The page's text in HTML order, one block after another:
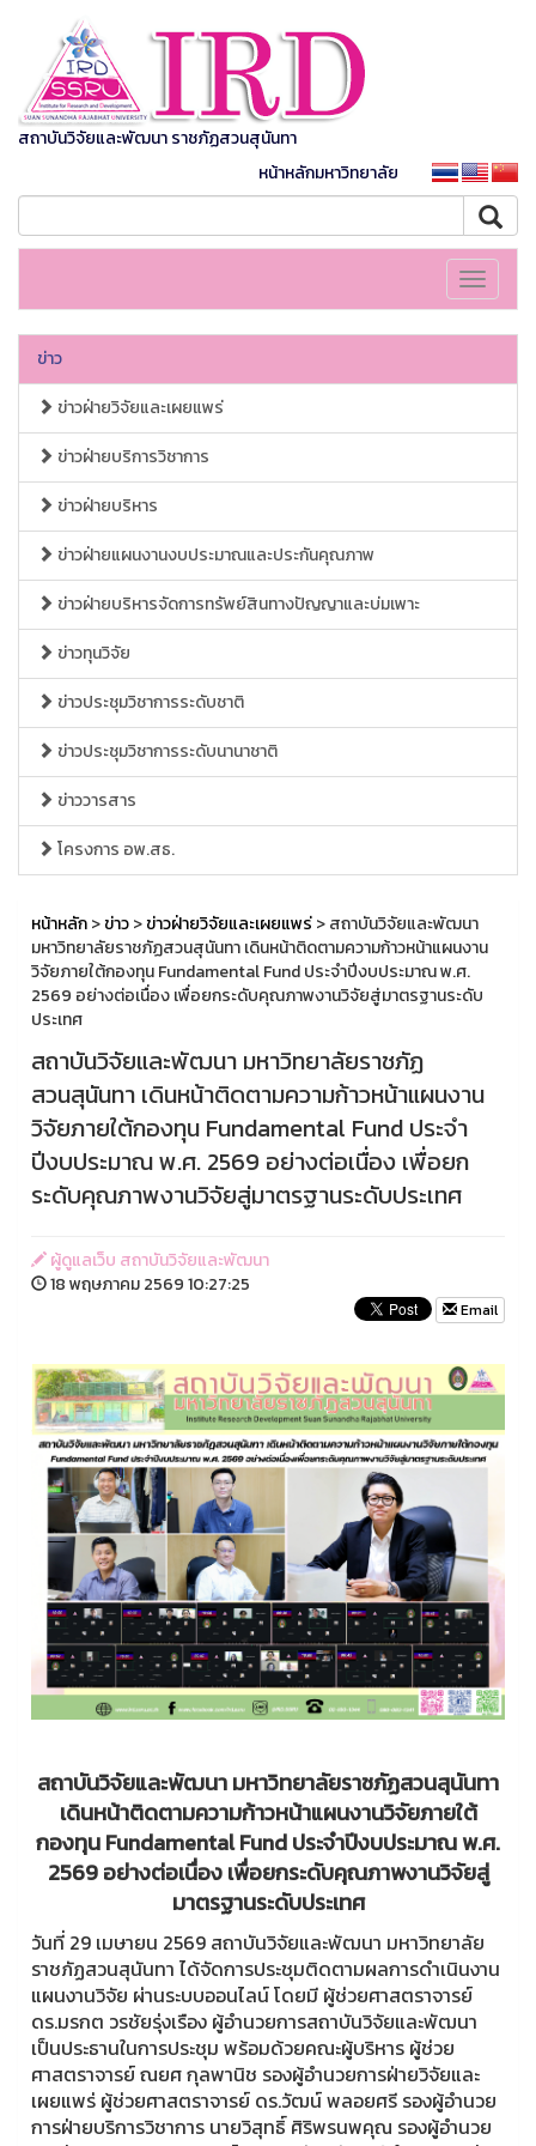
สถาบันวิจัยและพัฒนา ราชภัฏสวนสุนันทา
หน้าหลักมหาวิทยาลัย
Toggle
ข่าว
ข่าวฝ่ายวิจัยและเผยแพร่
ข่าวฝ่ายบริการวิชาการ
ข่าวฝ่ายบริหาร
ข่าวฝ่ายแผนงานงบประมาณและประกันคุณภาพ
ข่าวฝ่ายบริหารจัดการทรัพย์สินทางปัญญาและบ่มเพาะ
ข่าวทุนวิจัย
ข่าวประชุมวิชาการระดับชาติ
ข่าวประชุมวิชาการระดับนานาชาติ
ข่าววารสาร
โครงการ อพ.สธ.
หน้าหลัก>ข่าว>ข่าวฝ่ายวิจัยและเผยแพร่> สถาบันวิจัยและพัฒนา
มหาวิทยาลัยราชภัฏสวนสุนันทา เดินหน้าติดตามความก้าวหน้าแผนงาน
วิจัยภายใต้กองทุน Fundamental Fund ประจำปีงบประมาณ พ.ศ.
2569 อย่างต่อเนื่อง เพื่อยกระดับคุณภาพงานวิจัยสู่มาตรฐานระดับ
ประเทศ
สถาบันวิจัยและพัฒนา มหาวิทยาลัยราชภัฏ
สวนสุนันทา เดินหน้าติดตามความก้าวหน้าแผนงาน
วิจัยภายใต้กองทุน Fundamental Fund ประจำ
ปีงบประมาณ พ.ศ. 2569 อย่างต่อเนื่อง เพื่อยก
ระดับคุณภาพงานวิจัยสู่มาตรฐานระดับประเทศ
ผู้ดูแลเว็บ สถาบันวิจัยและพัฒนา
18 พฤษภาคม 2569 10:27:25
Email
สถาบันวิจัยและพัฒนา มหาวิทยาลัยราชภัฏสวนสุนันทา
เดินหน้าติดตามความก้าวหน้าแผนงานวิจัยภายใต้
กองทุน Fundamental Fund ประจำปีงบประมาณ พ.ศ.
2569 อย่างต่อเนื่อง เพื่อยกระดับคุณภาพงานวิจัยสู่
มาตรฐานระดับประเทศ
วันที่ 29 เมษายน 2569 สถาบันวิจัยและพัฒนา มหาวิทยาลัย
ราชภัฏสวนสุนันทา ได้จัดการประชุมติดตามผลการดำเนินงาน
แผนงานวิจัย ผ่านระบบออนไลน์ โดยมี ผู้ช่วยศาสตราจารย์
ดร.มรกต วรชัยรุ่งเรือง ผู้อำนวยการสถาบันวิจัยและพัฒนา
เป็นประธานในการประชุม พร้อมด้วยคณะผู้บริหาร ผู้ช่วย
ศาสตราจารย์ ณยศ กุลพานิช รองผู้อำนวยการฝ่ายวิจัยและ
เผยแพร่ ผู้ช่วยศาสตราจารย์ ดร.วัฒน์ พลอยศรี รองผู้อำนวย
การฝ่ายบริการวิชาการ นายวิสุทธิ์ ศิริพรนพคุณ รองผู้อำนวย